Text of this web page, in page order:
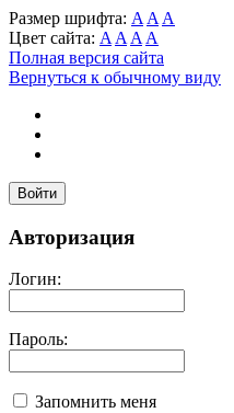
Размер шрифта: A A A
Цвет сайта: A A A A
Полная версия сайта
Вернуться к обычному виду
Войти
Авторизация
Логин:
Пароль:
Запомнить меня